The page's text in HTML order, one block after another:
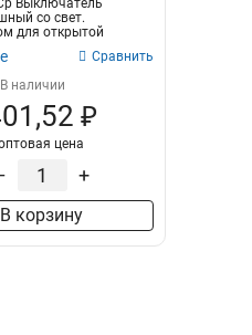
Выключатель
со свет.
для открытой
IP54 IE...
Сравнить
В наличии
₽
цена
+
В корзину